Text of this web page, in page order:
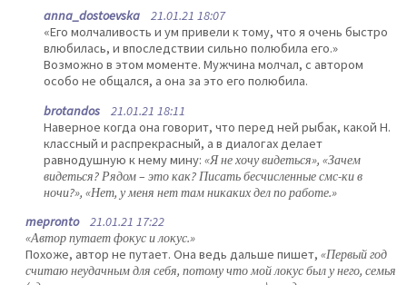
anna_dostoevska 21.01.21 18:07
«Его молчаливость и ум привели к тому, что я очень быстро
влюбилась, и впоследствии сильно полюбила его.»
Возможно в этом моменте. Мужчина молчал, с автором
особо не общался, а она за это его полюбила.
brotandos 21.01.21 18:11
Наверное когда она говорит, что перед ней рыбак, какой Н.
классный и распрекрасный, а в диалогах делает
равнодушную к нему мину: «Я не хочу видеться», «Зачем
видеться? Рядом – это как? Писать бесчисленные смс-ки в
ночи?», «Нет, у меня нет там никаких дел по работе.»
mepronto21.01.21 17:22
«Автор путает фокус и локус.»
Похоже, автор не путает. Она ведь дальше пишет, «Первый год
считаю неудачным для себя, потому что мой локус был у него, семья